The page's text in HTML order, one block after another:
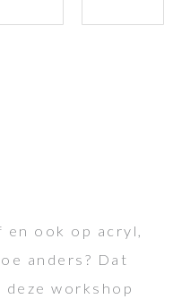
ook op acryl,
anders? Dat
workshop